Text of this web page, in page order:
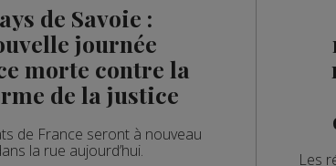
de Savoie :
journée
morte contre la
de la justice
de France seront à nouveau
la rue aujourd’hui.
Les